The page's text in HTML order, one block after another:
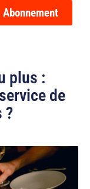
Abonnement
plus :
de
?